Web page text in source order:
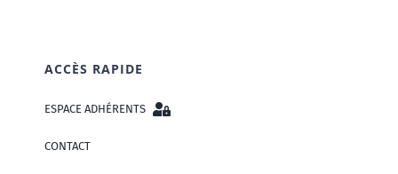
ACCÈS RAPIDE
ESPACE ADHÉRENTS
CONTACT